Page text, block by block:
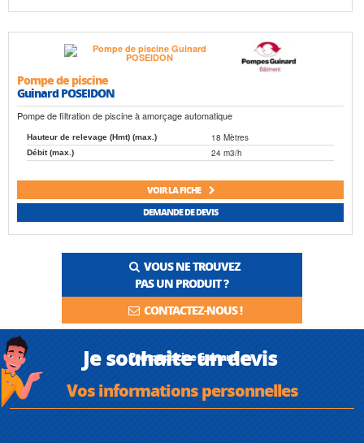
Pompe de piscine
Guinard POSEIDON
Pompe de filtration de piscine à amorçage automatique
Hauteur de relevage (Hmt) (max.) 18 Mètres
Débit (max.) 24 m3/h
VOIR LA FICHE
DEMANDE DE DEVIS
VOUS NE TROUVEZ
PAS UN PRODUIT ?
CONTACTEZ-NOUS !
Je souhaite un devis
Pompe piscine Guinard
Vos informations personnelles